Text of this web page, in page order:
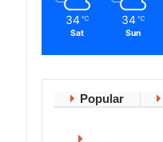
34 ℃
Sat
34 ℃
Sun
Popular